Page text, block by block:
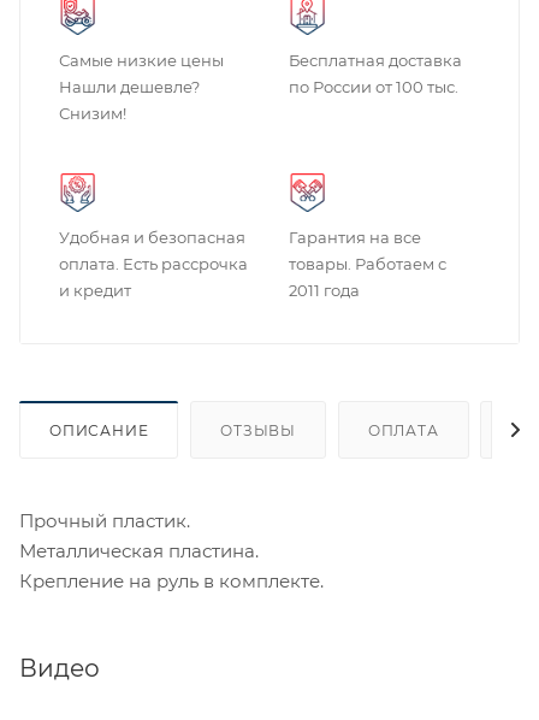
Самые низкие цены
Нашли дешевле?
Снизим!
Бесплатная доставка
по России от 100 тыс.
Удобная и безопасная
оплата. Есть рассрочка
и кредит
Гарантия на все
товары. Работаем с
2011 года
ОПИСАНИЕ ОТЗЫВЫ ОПЛАТА
Прочный пластик.
Металлическая пластина.
Крепление на руль в комплекте.
Видео